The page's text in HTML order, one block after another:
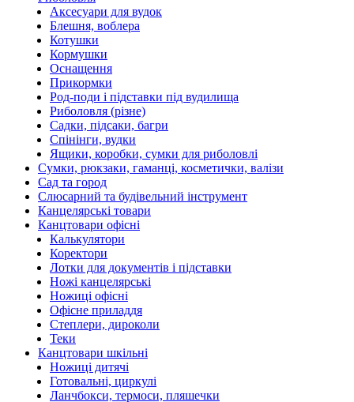
Аксесуари для вудок
Блешня, воблера
Котушки
Кормушки
Оснащення
Прикормки
Род-поди і підставки під вудилища
Риболовля (різне)
Садки, підсаки, багри
Спінінги, вудки
Ящики, коробки, сумки для риболовлі
Сумки, рюкзаки, гаманці, косметички, валізи
Сад та город
Слюсарний та будівельний інструмент
Канцелярські товари
Канцтовари офісні
Калькулятори
Коректори
Лотки для документів і підставки
Ножі канцелярські
Ножиці офісні
Офісне приладдя
Степлери, дироколи
Теки
Канцтовари шкільні
Ножиці дитячі
Готовальні, циркулі
Ланчбокси, термоси, пляшечки